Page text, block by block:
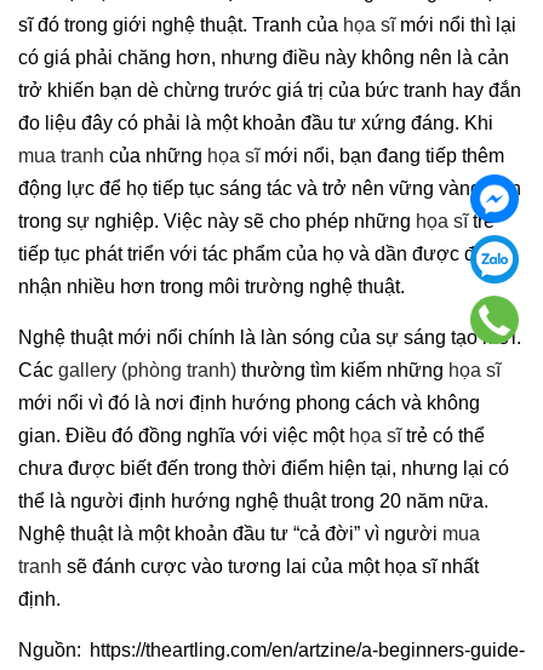
sĩ đó trong giới nghệ thuật. Tranh của họa sĩmới nổi thì lại
có giá phải chăng hơn, nhưng điều này không nên là cản
trở khiến bạn dè chừng trước giá trị của bức tranh hay đắn
đo liệu đây có phải là một khoản đầu tư xứng đáng. Khi
mua tranh của những họa sĩmới nổi, bạn đang tiếp thêm
động lực để họ tiếp tục sáng tác và trở nên vững vàng hơn
trong sự nghiệp. Việc này sẽ cho phép những họa sĩtrẻ
tiếp tục phát triển với tác phẩm của họ và dần được đón
nhận nhiều hơn trong môi trường nghệ thuật.
Nghệ thuật mới nổi chính là làn sóng của sự sáng tạo mới.
Các gallery (phòng tranh) thường tìm kiếm những họa sĩ
mới nổi vì đó là nơi định hướng phong cách và không
gian. Điều đó đồng nghĩa với việc một họa sĩtrẻ có thể
chưa được biết đến trong thời điểm hiện tại, nhưng lại có
thể là người định hướng nghệ thuật trong 20 năm nữa.
Nghệ thuật là một khoản đầu tư “cả đời” vì người mua
tranh sẽ đánh cược vào tương lai của một họa sĩ nhất
định.
Nguồn: https://theartling.com/en/artzine/a-beginners-guide-